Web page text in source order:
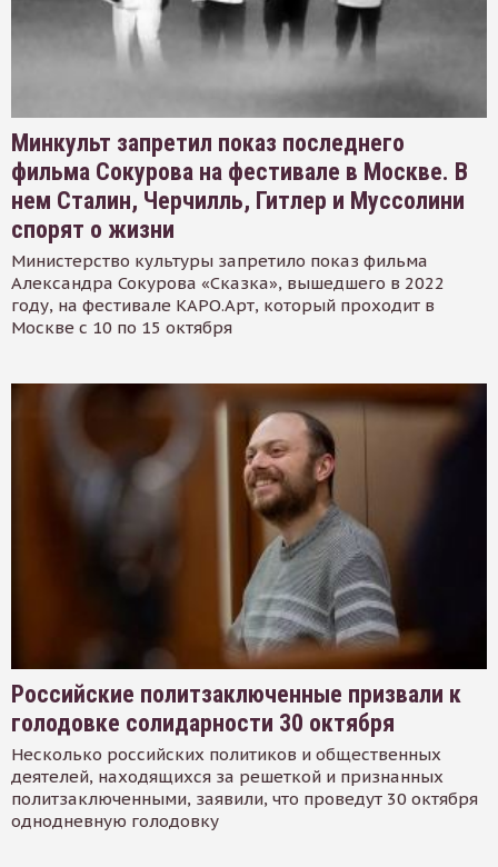
Минкульт запретил показ последнего
фильма Сокурова на фестивале в Москве. В
нем Сталин, Черчилль, Гитлер и Муссолини
спорят о жизни
Министерство культуры запретило показ фильма
Александра Сокурова «Сказка», вышедшего в 2022
году, на фестивале КАРО.Арт, который проходит в
Москве с 10 по 15 октября
Российские политзаключенные призвали к
голодовке солидарности 30 октября
Несколько российских политиков и общественных
деятелей, находящихся за решеткой и признанных
политзаключенными, заявили, что проведут 30 октября
однодневную голодовку